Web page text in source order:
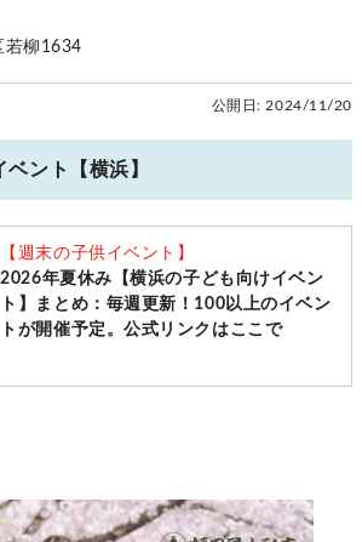
若柳1634
公開日: 2024/11/20
ベント【横浜】
【週末の子供イベント】
2026年夏休み【横浜の子ども向けイベン
ト】まとめ：毎週更新！100以上のイベン
トが開催予定。公式リンクはここで